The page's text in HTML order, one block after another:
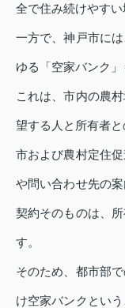
全で住み続けやすい
一方で、神戸市に
ゆる「空家バンク」
これは、市内の農
望する人と所有者と
市および農村定住
や問い合わせ先の
契約そのものは、
す。
そのため、都市部
け空家バンクとい